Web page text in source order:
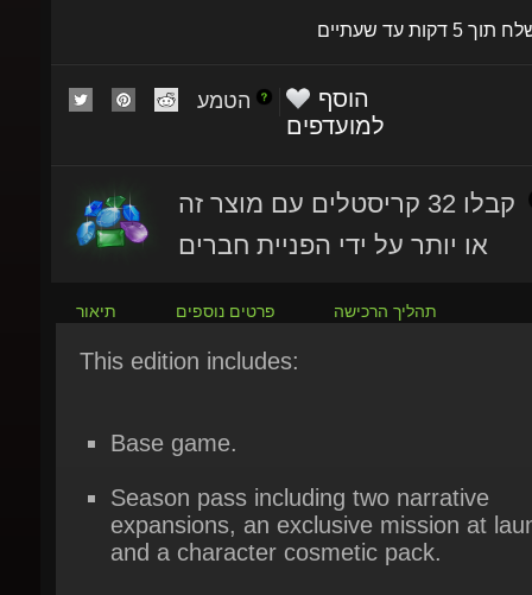
למועדפים
או יותר על ידי הפניית חברים
This edition includes:
Season pass including two narrative
and a character cosmetic pack.
Up to 3 days of early access to the